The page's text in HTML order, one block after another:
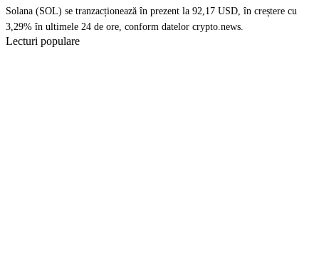
Solana (SOL) se tranzacționează în prezent la 92,17 USD, în creștere cu
3,29% în ultimele 24 de ore, conform datelor crypto.news.
Lecturi populare